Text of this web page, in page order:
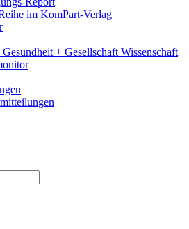
im KomPart-Verlag
+ Gesellschaft Wissenschaft